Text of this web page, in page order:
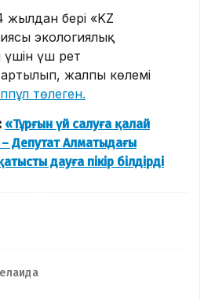
жылдан бері «KZ
экологиялық
үшін үш рет
жалпы көлемі
төлеген.
«Тұрғын үй салуға қалай
– Депутат Алматыдағы
дауға пікір білдірді